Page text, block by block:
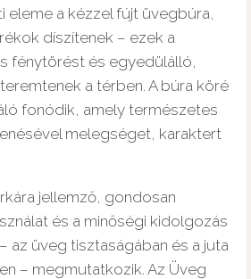
eleme a kézzel fújt üvegbúra,
díszítenek – ezek a
fénytörést és egyedülálló,
a térben. A búra köré
fonódik, amely természetes
melegséget, karaktert
jellemző, gondosan
és a minőségi kidolgozás
az üveg tisztaságában és a juta
– megmutatkozik. Az Üveg